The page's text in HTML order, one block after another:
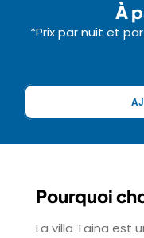
À
*Prix par nuit et
Pourquoi
La villa Taina est